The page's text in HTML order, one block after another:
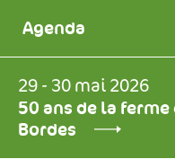
Agenda
29 - 30 mai 2026
50 ans de la
Bordes